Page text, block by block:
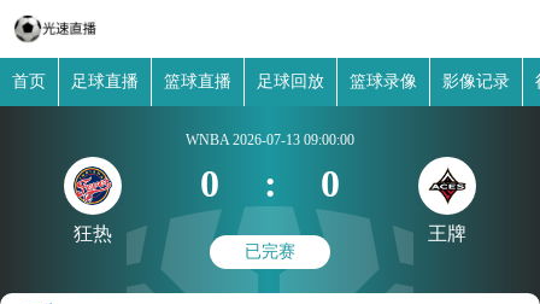
首页 足球直播 篮球直播 足球回放 篮球录像 影像记录
狂热
WNBA 2026-07-13 09:00:00
0 : 0
已完赛
王牌